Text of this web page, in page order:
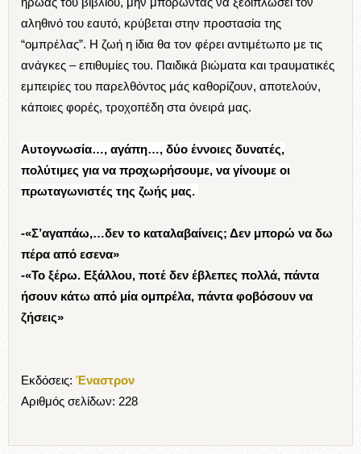
αληθινό του εαυτό, κρύβεται στην προστασία της
“ομπρέλας”. Η ζωή η ίδια θα τον φέρει αντιμέτωπο με τις
ανάγκες – επιθυμίες του. Παιδικά βιώματα και τραυματικές
εμπειρίες του παρελθόντος μάς καθορίζουν, αποτελούν,
κάποιες φορές, τροχοπέδη στα όνειρά μας.
Αυτογνωσία…, αγάπη…, δύο έννοιες δυνατές,
πολύτιμες για να προχωρήσουμε, να γίνουμε οι
πρωταγωνιστές της ζωής μας.
-«Σ’αγαπάω,…δεν το καταλαβαίνεις; Δεν μπορώ να δω
πέρα από εσενα»
-«Το ξέρω. Εξάλλου, ποτέ δεν έβλεπες πολλά, πάντα
ήσουν κάτω από μία ομπρέλα, πάντα φοβόσουν να
ζήσεις»
Εκδόσεις: Έναστρον
Αριθμός σελίδων: 228